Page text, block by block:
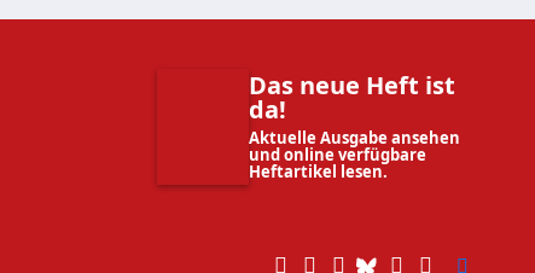
Das neue Heft ist
da!
Aktuelle Ausgabe ansehen
und online verfügbare
Heftartikel lesen.